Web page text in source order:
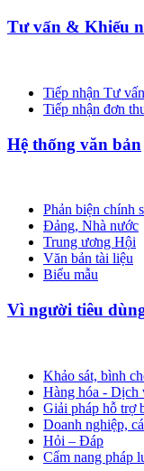
Tư vấn & Khiếu
Tiếp nhận Tư vấn
Tiếp nhận đơn
Hệ thống văn bản
Phản biện chính
Đảng, Nhà nước
Trung ương Hội
Văn bản tài liệu
Biểu mẫu
Vì người tiêu
Khảo sát, bình
Hàng hóa - Dịch
Giải pháp hỗ trợ
Doanh nghiệp,
Hỏi – Đáp
Cẩm nang pháp